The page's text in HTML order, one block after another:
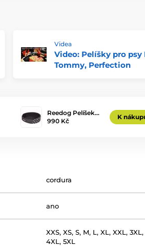
Videa
Video: Pelíšky pro psy
Tommy, Perfection
Reedog Pelíšek…
990 Kč
K
cordura
ano
XXS,XS,S, M, L,XL,XXL,3XL,
4XL,5XL